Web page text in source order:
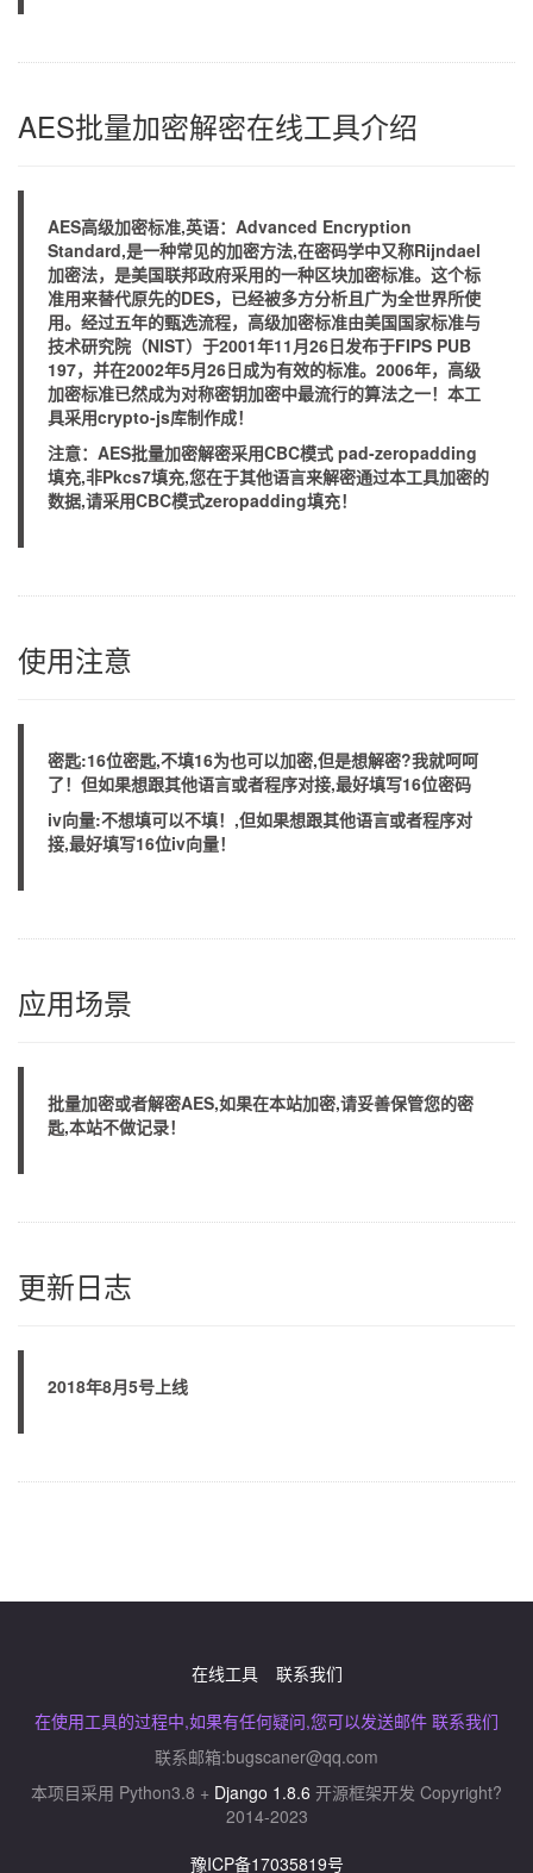
AES批量加密解密在线工具介绍
AES高级加密标准,英语：Advanced Encryption
Standard,是一种常见的加密方法,在密码学中又称Rijndael
加密法，是美国联邦政府采用的一种区块加密标准。这个标
准用来替代原先的DES，已经被多方分析且广为全世界所使
用。经过五年的甄选流程，高级加密标准由美国国家标准与
技术研究院（NIST）于2001年11月26日发布于FIPS PUB
197，并在2002年5月26日成为有效的标准。2006年，高级
加密标准已然成为对称密钥加密中最流行的算法之一！本工
具采用crypto-js库制作成！
注意：AES批量加密解密采用CBC模式 pad-zeropadding
填充,非Pkcs7填充,您在于其他语言来解密通过本工具加密的
数据,请采用CBC模式zeropadding填充！
使用注意
密匙:16位密匙,不填16为也可以加密,但是想解密?我就呵呵
了！但如果想跟其他语言或者程序对接,最好填写16位密码
iv向量:不想填可以不填！,但如果想跟其他语言或者程序对
接,最好填写16位iv向量！
应用场景
批量加密或者解密AES,如果在本站加密,请妥善保管您的密
匙,本站不做记录！
更新日志
2018年8月5号上线
在线工具
联系我们
在使用工具的过程中,如果有任何疑问,您可以发送邮件 联系我们
联系邮箱:bugscaner@qq.com
本项目采用 Python3.8 + Django 1.8.6 开源框架开发 Copyright?
2014-2023
豫ICP备17035819号